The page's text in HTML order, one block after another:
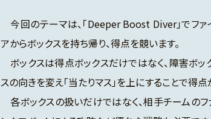
今回のテーマは、「Deeper Boost Diver」でファ
アからボックスを持ち帰り、得点を競います。
ボックスは得点ボックスだけではなく、障害ボッ
スの向きを変え「当たりマス」を上にすることで得点
各ボックスの扱いだけではなく、相手チームのフ